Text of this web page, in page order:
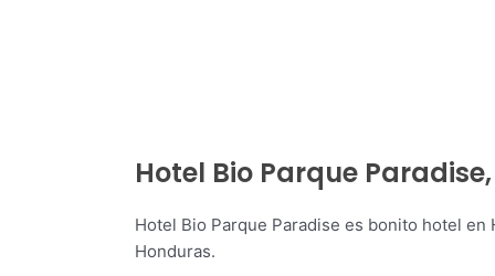
Hotel Bio Parque
Hotel Bio Parque Paradise es bonito hotel
Honduras.